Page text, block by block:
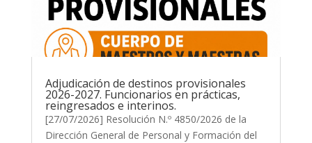
Adjudicación de destinos provisionales
2026-2027. Funcionarios en prácticas,
reingresados e interinos.
[27/07/2026] Resolución N.º 4850/2026 de la
Dirección General de Personal y Formación del